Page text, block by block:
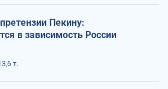
Пекину:
в зависимость России
т.